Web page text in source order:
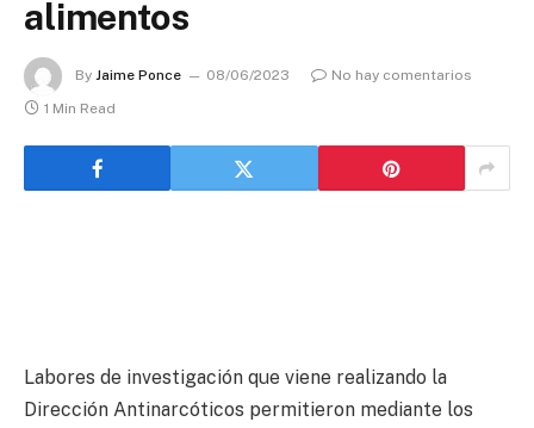
alimentos
By Jaime Ponce 08/06/2023
No hay comentarios
1 Min Read
Labores de investigación que viene realizando la
Dirección Antinarcóticos permitieron mediante los